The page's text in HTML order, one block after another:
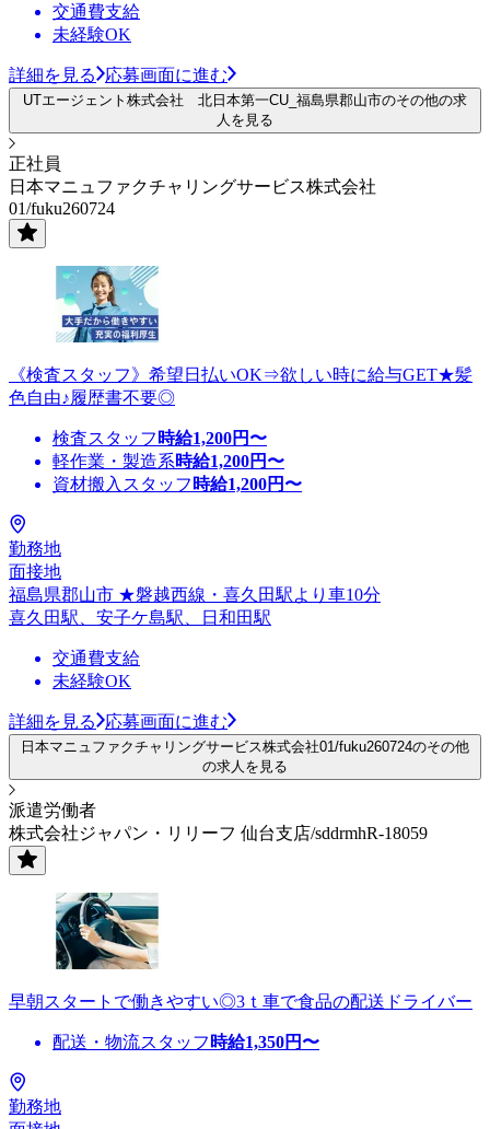
交通費支給
未経験OK
詳細を見る 応募画面に進む
UTエージェント株式会社 北日本第一CU_福島県郡山市のその他の求
人を見る
正社員
日本マニュファクチャリングサービス株式会社
01/fuku260724
《検査スタッフ》希望日払いOK⇒欲しい時に給与GET★髪
色自由♪履歴書不要◎
検査スタッフ 時給1,200円〜
軽作業・製造系時給1,200円〜
資材搬入スタッフ 時給1,200円〜
勤務地
面接地
福島県郡山市 ★磐越西線・喜久田駅より車10分
喜久田駅、安子ケ島駅、日和田駅
交通費支給
未経験OK
詳細を見る 応募画面に進む
日本マニュファクチャリングサービス株式会社01/fuku260724のその他
の求人を見る
派遣労働者
株式会社ジャパン・リリーフ 仙台支店/sddrmhR-18059
早朝スタートで働きやすい◎3ｔ車で食品の配送ドライバー
配送・物流スタッフ 時給1,350円〜
勤務地